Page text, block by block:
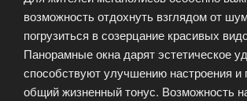
возможность отдохнуть взглядом от
погрузиться в созерцание красивых
Панорамные окна дарят эстетическое
способствуют улучшению настроения
общий жизненный тонус. Возможность